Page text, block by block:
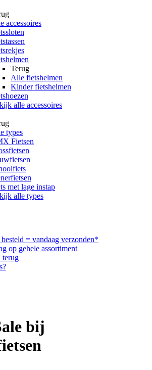
accessoires
Terug
Alle fietshelmen
Kinder fietshelmen
alle accessoires
types
Fietsen
met lage instap
alle types
= vandaag verzonden*
op gehele assortiment
terug
bij